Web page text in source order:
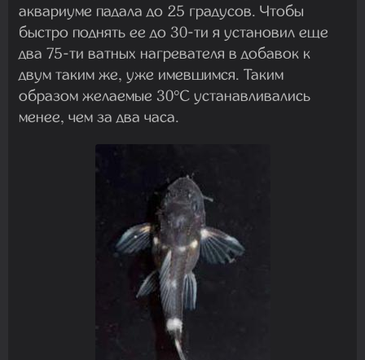
аквариуме падала до 25 градусов. Чтобы
быстро поднять ее до 30-ти я установил еще
два 75-ти ватных нагревателя в добавок к
двум таким же, уже имевшимся. Таким
образом желаемые 30°C устанавливались
менее, чем за два часа.